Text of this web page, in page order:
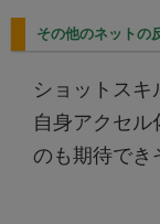
その他のネットの
ショットスキ
自身アクセル
のも期待でき